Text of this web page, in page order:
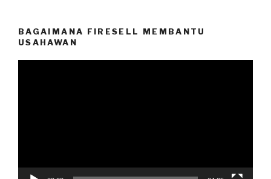
BAGAIMANA FIRESELL MEMBANTU
USAHAWAN